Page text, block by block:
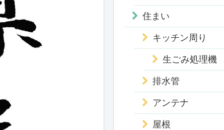
住まい
キッチン周り
生ごみ処理機
排水管
アンテナ
屋根